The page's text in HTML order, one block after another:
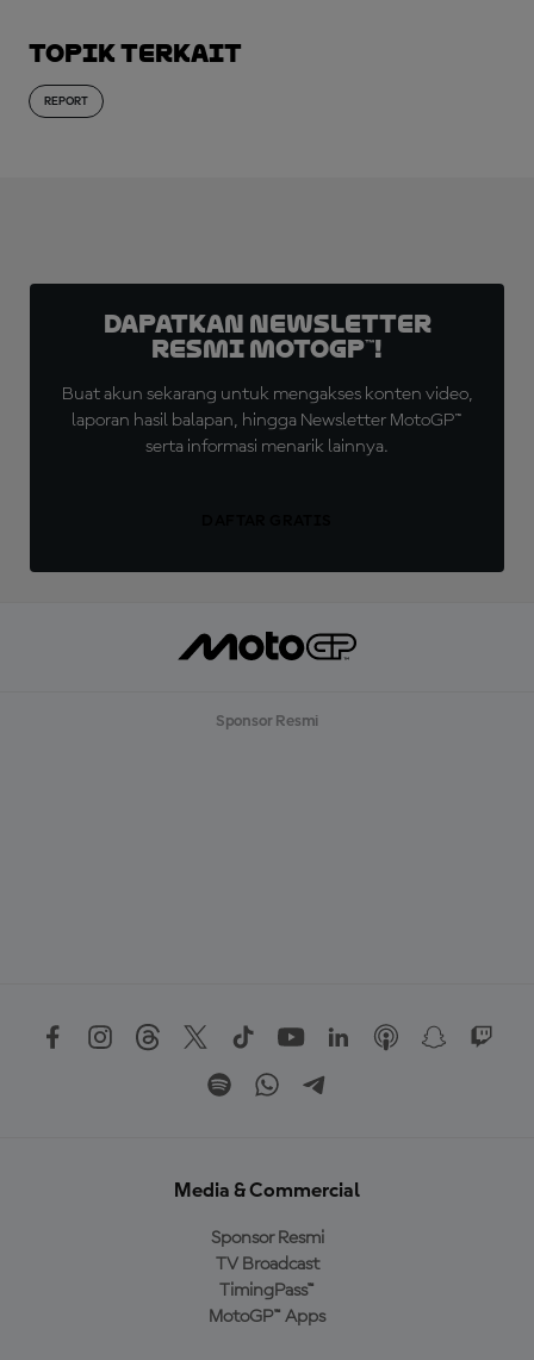
Topik Terkait
REPORT
Dapatkan Newsletter
Resmi MotoGP™!
Buat akun sekarang untuk mengakses konten video,
laporan hasil balapan, hingga Newsletter MotoGP™
serta informasi menarik lainnya.
Sponsor Resmi
Media & Commercial
Sponsor Resmi
TV Broadcast
TimingPass™
MotoGP™ Apps